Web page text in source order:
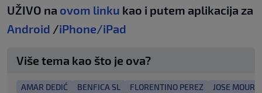
UŽIVO na ovom linku kao i putem aplikacija za
Android /iPhone/iPad
Više tema kao što je ova?
AMAR DEDIĆ BENFICA SL FLORENTINO PEREZ JOSE